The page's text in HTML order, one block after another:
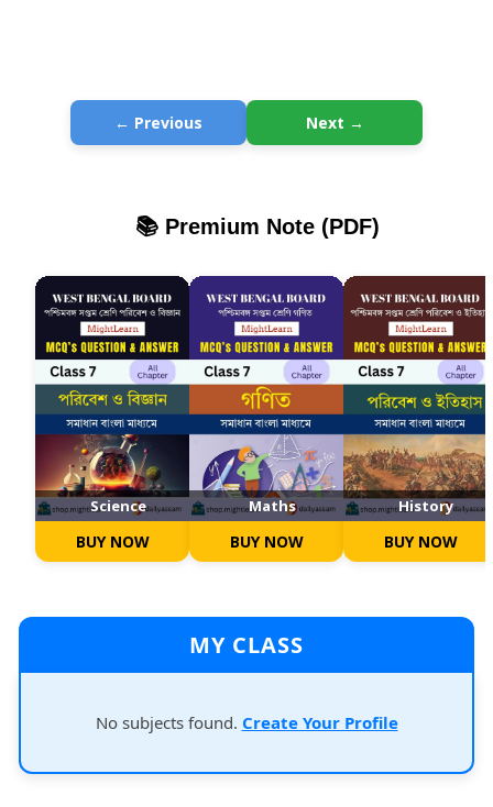
← Previous Next →
📚 Premium Note (PDF)
Science
BUY NOW
Maths
BUY NOW
History
BUY NOW
MY CLASS
No subjects found. Create Your Profile